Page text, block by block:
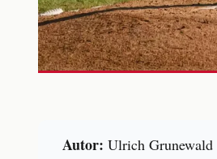
Autor: Ulrich Grunewald